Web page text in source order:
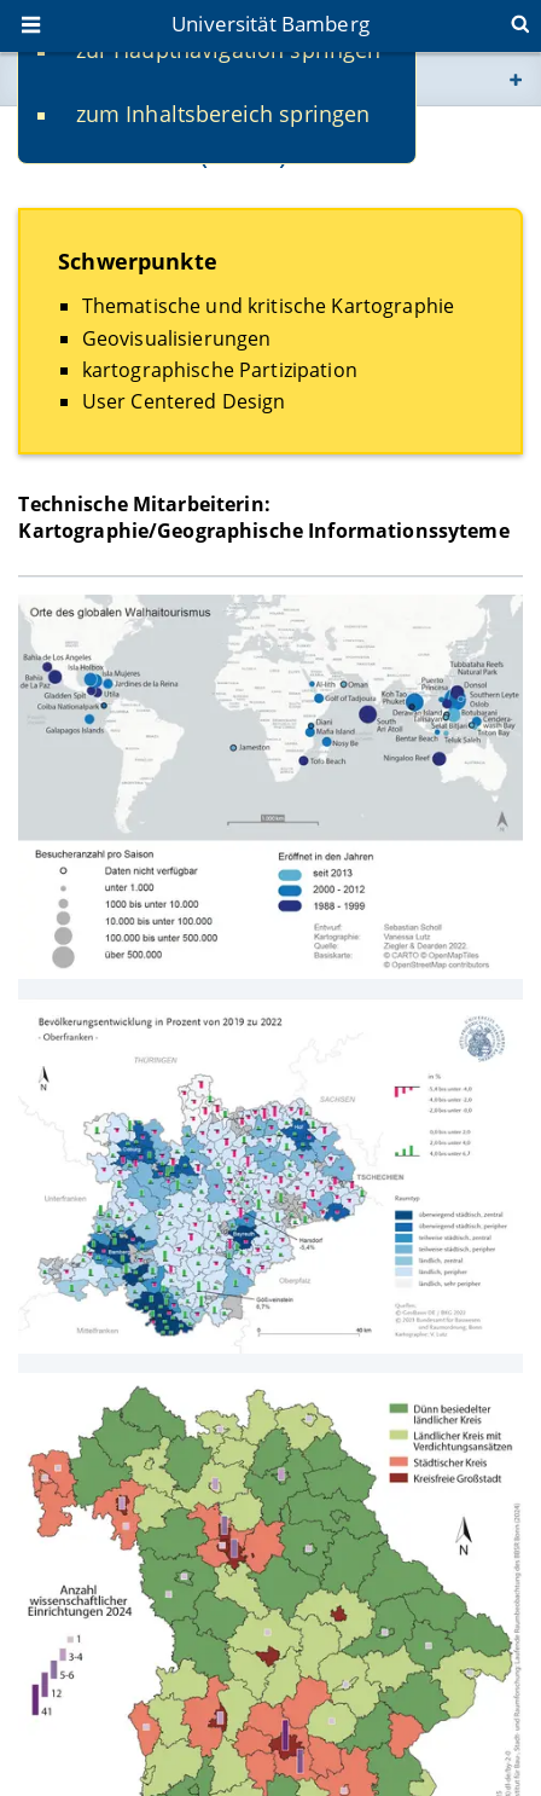
zur Hauptnavigation springen
zum Inhaltsbereich springen
Universität Bamberg
www.uni-bamberg.de
fis.uni-bamberg.de
Vanessa Lutz (M.Sc.)
Schwerpunkte
Thematische und kritische Kartographie
Geovisualisierungen
kartographische Partizipation
User Centered Design
Technische Mitarbeiterin:
Kartographie/Geographische Informationssyteme